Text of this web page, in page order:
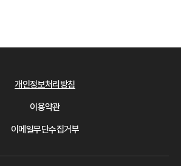
개인정보처리방침
이용약관
이메일무단수집거부